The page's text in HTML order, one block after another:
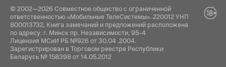
© 2002—2026 Совместное общество с ограниченной
ответственностью «Мобильные ТелеСистемы». 220012 УНП
800013732, Книга замечаний и предложений расположена
по адресу: г. Минск пр. Независимости, 95-4
Лицензия МСиИ РБ №926 от 30.04 .2004.
Зарегистрирован в Торговом реестре Республики
Беларусь № 158398 от 14.05.2012